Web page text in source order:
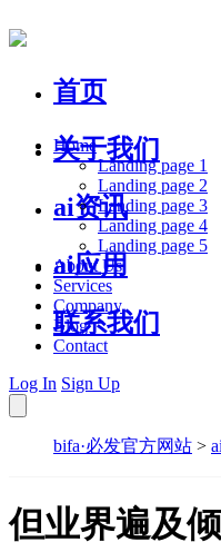
首页
关于我们
ai资讯
ai应用
联系我们
Home
Landing page 1
Landing page 2
Landing page 3
Landing page 4
Landing page 5
About Us
Services
Company
Blog
Contact
Log In Sign Up
bifa·必发官方网站 >
但业界遍及